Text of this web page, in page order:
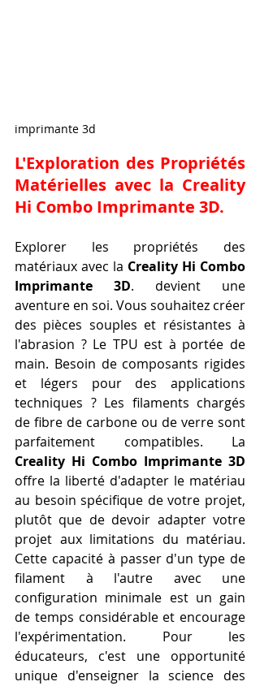
imprimante 3d
L'Exploration des Propriétés
Matérielles avec la Creality
Hi Combo Imprimante 3D.
Explorer les propriétés des
matériaux avec la Creality Hi Combo
Imprimante 3D. devient une
aventure en soi. Vous souhaitez créer
des pièces souples et résistantes à
l'abrasion ? Le TPU est à portée de
main. Besoin de composants rigides
et légers pour des applications
techniques ? Les filaments chargés
de fibre de carbone ou de verre sont
Creality Hi Combo Imprimante 3D
offre la liberté d'adapter le matériau
au besoin spécifique de votre projet,
plutôt que de devoir adapter votre
projet aux limitations du matériau.
Cette capacité à passer d'un type de
filament à l'autre avec une
configuration minimale est un gain
de temps considérable et encourage
l'expérimentation. Pour les
éducateurs, c'est une opportunité
unique d'enseigner la science des